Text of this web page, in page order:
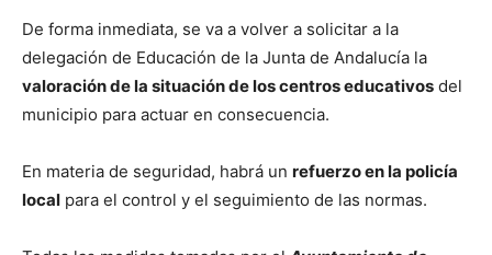
De forma inmediata, se va a volver a solicitar a la
delegación de Educación de la Junta de Andalucía la
valoración de la situación de los centros educativos del
municipio para actuar en consecuencia.
En materia de seguridad, habrá un refuerzo en la policía
local para el control y el seguimiento de las normas.